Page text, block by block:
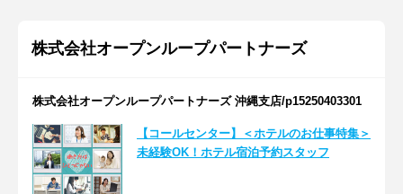
株式会社オープンループパートナーズ
株式会社オープンループパートナーズ 沖縄支店/p15250403301
【コールセンター】＜ホテルのお仕事特集＞
未経験OK！ホテル宿泊予約スタッフ